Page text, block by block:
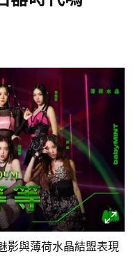
影與薄荷水晶結盟表現